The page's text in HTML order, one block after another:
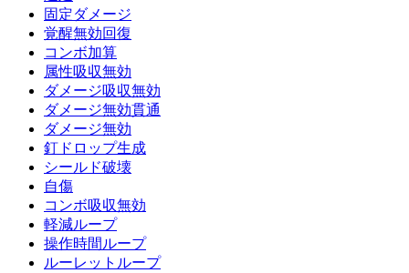
固定ダメージ
覚醒無効回復
コンボ加算
属性吸収無効
ダメージ吸収無効
ダメージ無効貫通
ダメージ無効
釘ドロップ生成
シールド破壊
自傷
コンボ吸収無効
軽減ループ
操作時間ループ
ルーレットループ